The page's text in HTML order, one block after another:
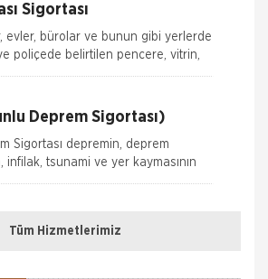
Sigortası
evler, bürolar ve bunun gibi yerlerde
poliçede belirtilen pencere, vitrin,
camları ve aynaların kırılmaları
Deprem Sigortası)
Sigortası depremin, deprem
infilak, tsunami ve yer kaymasının
neden olacağı hasarlara karşı
Tüm Hizmetlerimiz
Hesaplama
Gerekli Bilgiler